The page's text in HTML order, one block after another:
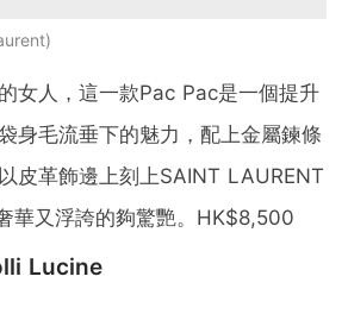
女人，這一款Pac Pac是一個提升
身毛流垂下的魅力，配上金屬鍊條
皮革飾邊上刻上SAINT LAURENT
華又浮誇的夠驚艷。HK$8,500
Lucine